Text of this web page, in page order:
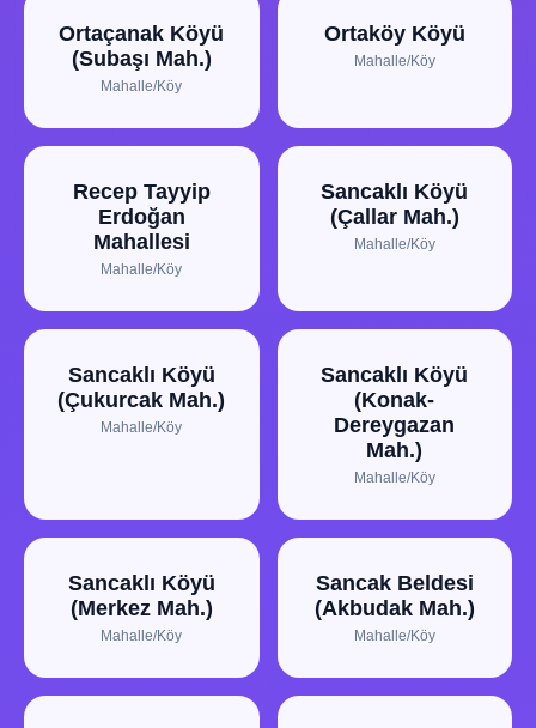
Ortaçanak Köyü
(Subaşı Mah.)
Mahalle/Köy
Ortaköy Köyü
Mahalle/Köy
Recep Tayyip
Erdoğan
Mahallesi
Mahalle/Köy
Sancaklı Köyü
(Çallar Mah.)
Mahalle/Köy
Sancaklı Köyü
(Çukurcak Mah.)
Mahalle/Köy
Sancaklı Köyü
(Konak-
Dereygazan
Mah.)
Mahalle/Köy
Sancaklı Köyü
(Merkez Mah.)
Mahalle/Köy
Sancak Beldesi
(Akbudak Mah.)
Mahalle/Köy